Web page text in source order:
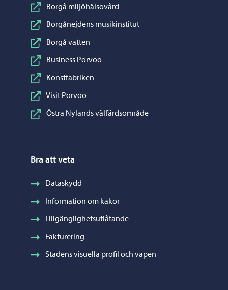
Borgå miljöhälsovård
Borgånejdens musikinstitut
Borgå vatten
Business Porvoo
Konstfabriken
Visit Porvoo
Östra Nylands välfärdsområde
Bra att veta
Dataskydd
Information om kakor
Tillgänglighetsutlåtande
Fakturering
Stadens visuella profil och vapen